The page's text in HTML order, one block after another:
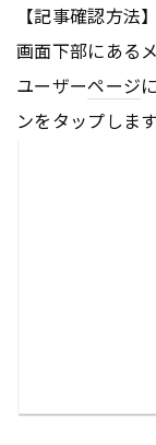
【記事確認方法】
画面下部にある
ユーザーページ
ンをタップします